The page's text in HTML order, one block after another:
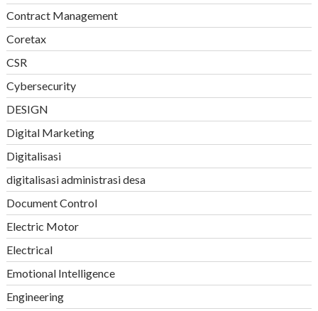
Contract Management
Coretax
CSR
Cybersecurity
DESIGN
Digital Marketing
Digitalisasi
digitalisasi administrasi desa
Document Control
Electric Motor
Electrical
Emotional Intelligence
Engineering